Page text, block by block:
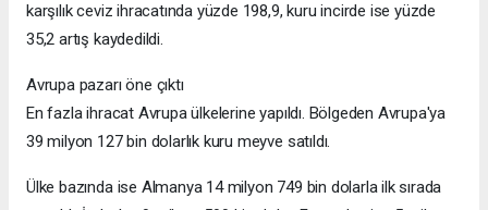
karşılık ceviz ihracatında yüzde 198,9, kuru incirde ise yüzde
35,2 artış kaydedildi.
Avrupa pazarı öne çıktı
En fazla ihracat Avrupa ülkelerine yapıldı. Bölgeden Avrupa'ya
39 milyon 127 bin dolarlık kuru meyve satıldı.
Ülke bazında ise Almanya 14 milyon 749 bin dolarla ilk sırada